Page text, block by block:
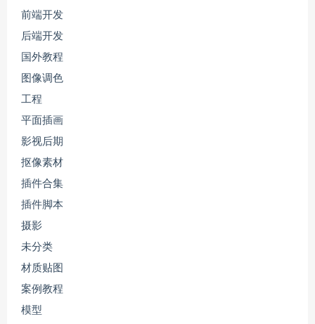
前端开发
后端开发
国外教程
图像调色
工程
平面插画
影视后期
抠像素材
插件合集
插件脚本
摄影
未分类
材质贴图
案例教程
模型